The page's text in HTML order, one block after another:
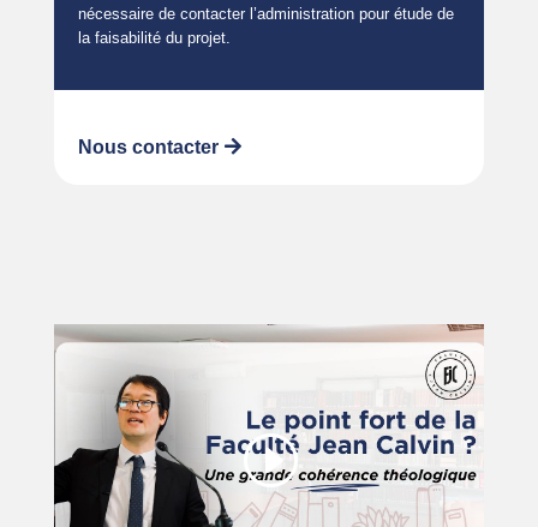
nécessaire de contacter l’administration pour étude de
la faisabilité du projet.
Nous contacter